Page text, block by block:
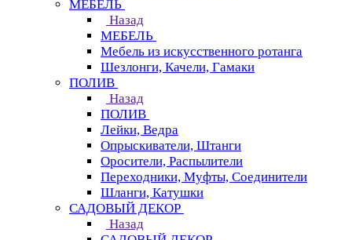
МЕБЕЛЬ
Назад
МЕБЕЛЬ
Мебель из искусственного ротанга
Шезлонги, Качели, Гамаки
ПОЛИВ
Назад
ПОЛИВ
Лейки, Ведра
Опрыскиватели, Штанги
Оросители, Распылители
Переходники, Муфты, Соединители
Шланги, Катушки
САДОВЫЙ ДЕКОР
Назад